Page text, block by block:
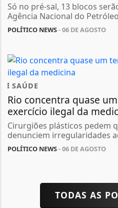
Só no pré-sal, 13 blocos
Agência Nacional do
POLÍTICO NEWS- 06 DE AGOSTO
SAÚDE
Rio concentra quase
exercício ilegal da
Cirurgiões plásticos pedem
denunciem irregularidades
POLÍTICO NEWS- 06 DE AGOSTO
TODAS AS